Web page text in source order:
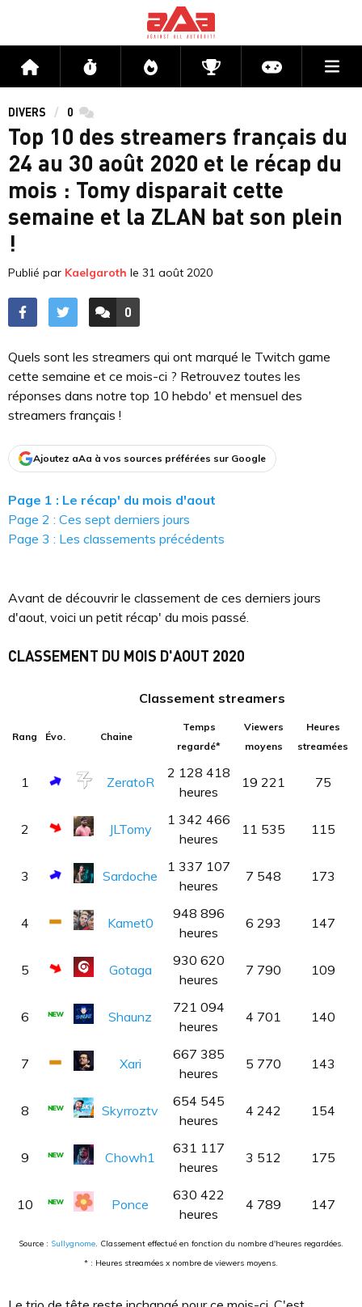
Accueil Flux Directs CompétitionsActu jeux
DIVERS 0 commentaires
Top 10 des streamers français du
24 au 30 août 2020 et le récap du
mois : Tomy disparait cette
semaine et la ZLAN bat son plein
!
Publié par Kaelgaroth le 31 août 2020
ACCÉDER AUX
0
COMMENTAIRES
Quels sont les streamers qui ont marqué le Twitch game
cette semaine et ce mois-ci ? Retrouvez toutes les
réponses dans notre top 10 hebdo' et mensuel des
streamers français !
Ajoutez aAa à vos sources préférées sur Google
Page 1 : Le récap' du mois d'aout
Page 2 : Ces sept derniers jours
Page 3 : Les classements précédents
Avant de découvrir le classement de ces derniers jours
d'aout, voici un petit récap' du mois passé.
CLASSEMENT DU MOIS D'AOUT 2020
Classement streamers
Rang Évo. Chaine
Temps
regardé*
Viewers
moyens
Heures
streamées
1 ZeratoR
2 128 418
heures
19 221 75
2 JLTomy
1 342 466
heures
11 535 115
3 Sardoche
1 337 107
heures
7 548 173
4 Kamet0
948 896
heures
6 293 147
5 Gotaga
930 620
heures
7 790 109
6 Shaunz
721 094
heures
4 701 140
7 Xari
667 385
heures
5 770 143
8 Skyrroztv
654 545
heures
4 242 154
9 Chowh1
631 117
heures
3 512 175
10 Ponce
630 422
heures
4 789 147
Source : Sullygnome. Classement effectué en fonction du nombre d'heures regardées.
* : Heures streamées x nombre de viewers moyens.